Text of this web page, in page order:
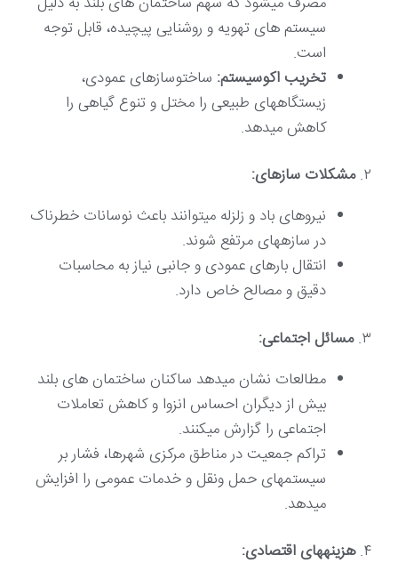
سیستم های تهویه و روشنایی پیچیده، قابل توجه
است.
تخریب اکوسیستم: ساختوسازهای عمودی،
زیستگاههای طبیعی را مختل و تنوع گیاهی را
کاهش میدهد.
۲. مشکلات سازهای:
نیروهای باد و زلزله میتوانند باعث نوسانات خطرناک
در سازههای مرتفع شوند.
انتقال بارهای عمودی و جانبی نیاز به محاسبات
دقیق و مصالح خاص دارد.
۳. مسائل اجتماعی:
مطالعات نشان میدهد ساکنان ساختمان های بلند
بیش از دیگران احساس انزوا و کاهش تعاملات
اجتماعی را گزارش میکنند.
تراکم جمعیت در مناطق مرکزی شهرها، فشار بر
سیستمهای حمل ونقل و خدمات عمومی را افزایش
میدهد.
۴. هزینههای اقتصادی: